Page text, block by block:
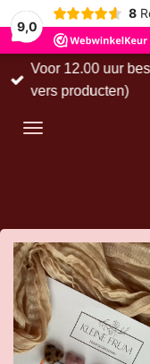
9,0
8
Voor 12.00 uur
vers producten)